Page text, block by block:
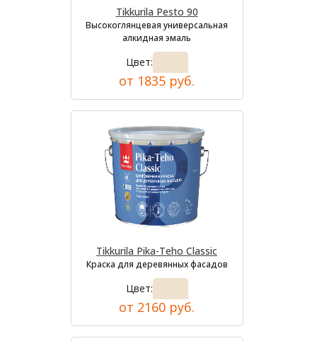
Tikkurila Pesto 90
Высокоглянцевая универсальная
алкидная эмаль
Цвет:
от 1835 руб.
Tikkurila Pika-Teho Classic
Краска для деревянных фасадов
Цвет:
от 2160 руб.